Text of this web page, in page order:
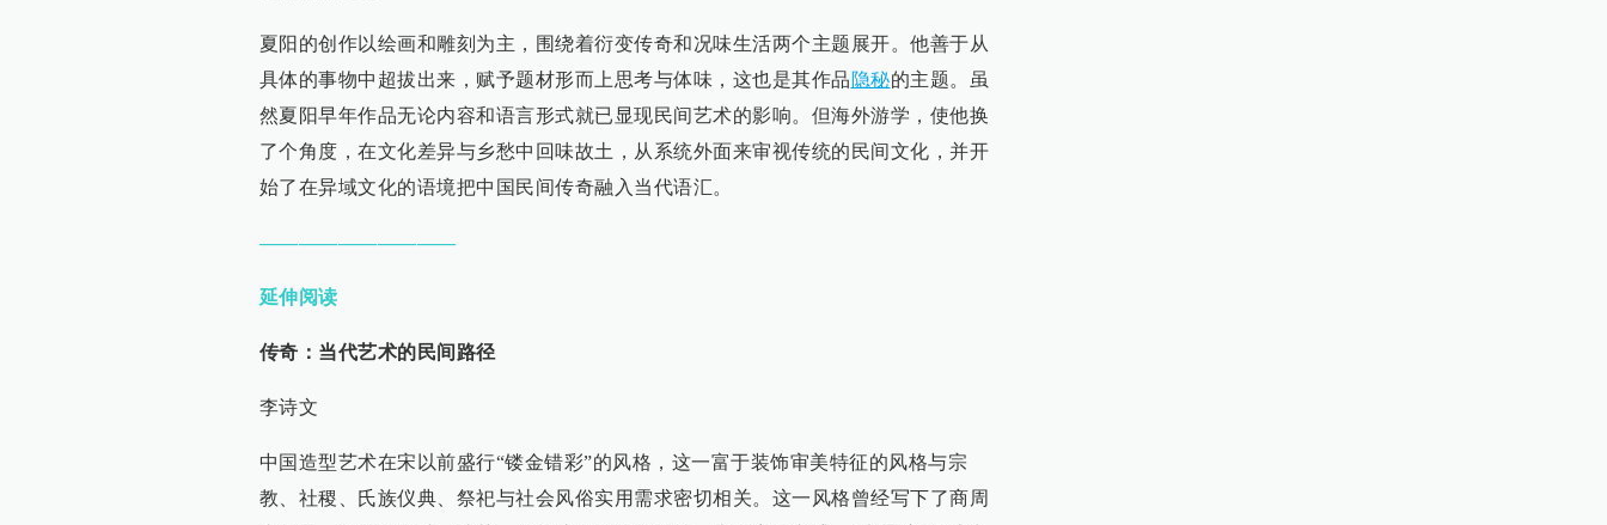
夏阳的创作以绘画和雕刻为主，围绕着衍变传奇和况味生活两个主题展开。他善于从
具体的事物中超拔出来，赋予题材形而上思考与体味，这也是其作品 隐秘的主题。虽
然夏阳早年作品无论内容和语言形式就已显现民间艺术的影响。但海外游学，使他换
了个角度，在文化差异与乡愁中回味故土，从系统外面来审视传统的民间文化，并开
始了在异域文化的语境把中国民间传奇融入当代语汇。
——————————
延伸阅读
传奇：当代艺术的民间路径
李诗文
中国造型艺术在宋以前盛行“镂金错彩”的风格，这一富于装饰审美特征的风格与宗
教、社稷、氏族仪典、祭祀与社会风俗实用需求密切相关。这一风格曾经写下了商周